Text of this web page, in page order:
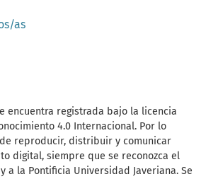
as
encuentra registrada bajo la licencia
4.0 Internacional. Por lo
reproducir, distribuir y comunicar
digital, siempre que se reconozca el
a la Pontificia Universidad Javeriana. Se